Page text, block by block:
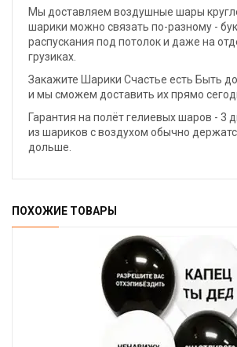
Мы доставляем воздушные шары
шарики можно связать по-разному -
распускания под потолок и даже на
грузиках.
Закажите Шарики Счастье есть Быть
и мы сможем доставить их прямо
Гарантия на полёт гелиевых шаров - 3
из шариков с воздухом обычно
дольше.
ПОХОЖИЕ ТОВАРЫ